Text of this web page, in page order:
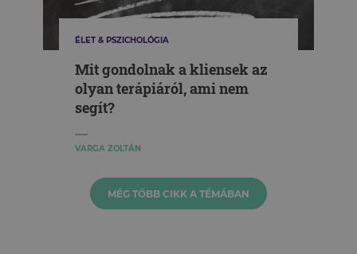
ÉLET & PSZICHOLÓGIA
Mit gondolnak a kliensek az
olyan terápiáról, ami nem
segít?
VARGA ZOLTÁN
MÉG TÖBB CIKK A TÉMÁBAN